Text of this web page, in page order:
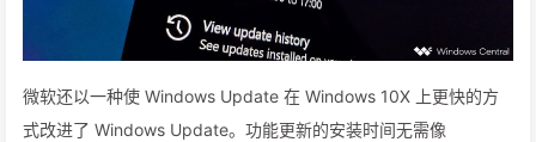
微软还以一种使 Windows Update 在 Windows 10X 上更快的方
式改进了 Windows Update。功能更新的安装时间无需像